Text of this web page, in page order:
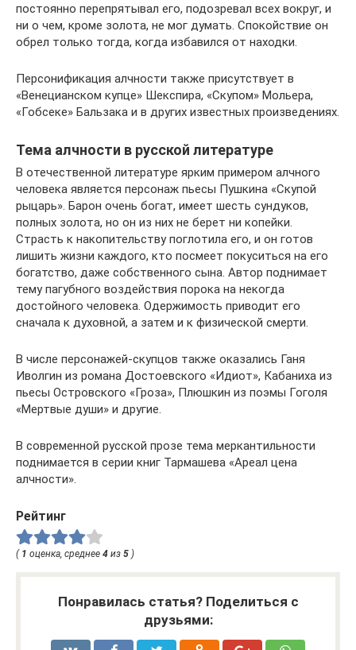
постоянно перепрятывал его, подозревал всех вокруг, и
ни о чем, кроме золота, не мог думать. Спокойствие он
обрел только тогда, когда избавился от находки.
Персонификация алчности также присутствует в
«Венецианском купце» Шекспира, «Скупом» Мольера,
«Гобсеке» Бальзака и в других известных произведениях.
Тема алчности в русской литературе
В отечественной литературе ярким примером алчного
человека является персонаж пьесы Пушкина «Скупой
рыцарь». Барон очень богат, имеет шесть сундуков,
полных золота, но он из них не берет ни копейки.
Страсть к накопительству поглотила его, и он готов
лишить жизни каждого, кто посмеет покуситься на его
богатство, даже собственного сына. Автор поднимает
тему пагубного воздействия порока на некогда
достойного человека. Одержимость приводит его
сначала к духовной, а затем и к физической смерти.
В числе персонажей-скупцов также оказались Ганя
Иволгин из романа Достоевского «Идиот», Кабаниха из
пьесы Островского «Гроза», Плюшкин из поэмы Гоголя
«Мертвые души» и другие.
В современной русской прозе тема меркантильности
поднимается в серии книг Тармашева «Ареал цена
алчности».
Рейтинг
( 1 оценка, среднее 4 из 5 )
Понравилась статья? Поделиться с
друзьями: